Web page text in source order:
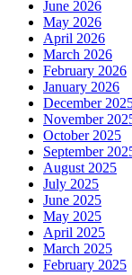
June 2026
May 2026
April 2026
March 2026
February 2026
January 2026
December
November
October 2025
September
August 2025
July 2025
June 2025
May 2025
April 2025
March 2025
February 2025